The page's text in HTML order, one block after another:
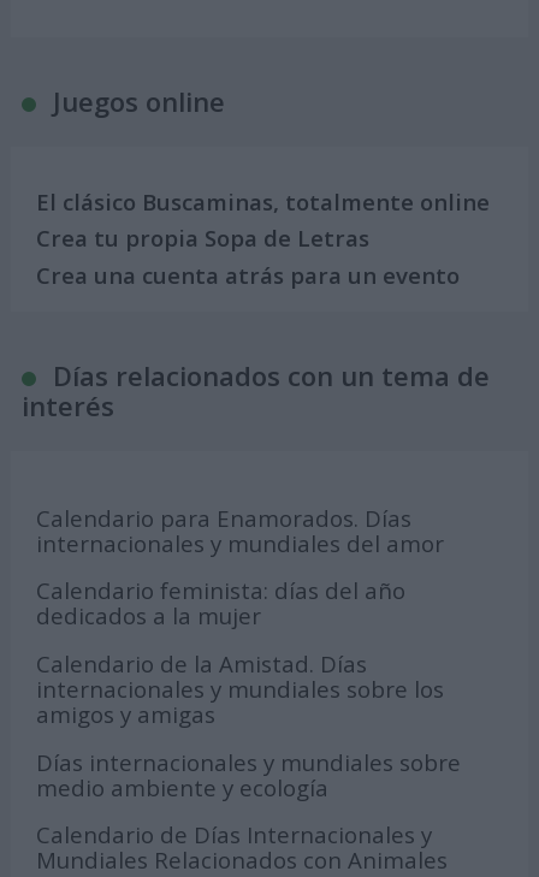
Juegos online
El clásico Buscaminas, totalmente online
Crea tu propia Sopa de Letras
Crea una cuenta atrás para un evento
Días relacionados con un tema de
interés
Calendario para Enamorados. Días
internacionales y mundiales del amor
Calendario feminista: días del año
dedicados a la mujer
Calendario de la Amistad. Días
internacionales y mundiales sobre los
amigos y amigas
Días internacionales y mundiales sobre
medio ambiente y ecología
Calendario de Días Internacionales y
Mundiales Relacionados con Animales